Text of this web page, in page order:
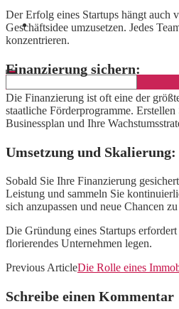
Geschäftskonto eröffnen
Der Erfolg eines Startups hängt auch
Geschäftsidee umzusetzen. Jedes
konzentrieren.
Finanzierung sichern:
Die Finanzierung ist oft eine der
staatliche Förderprogramme.
Businessplan und Ihre
Umsetzung und Skalierung:
Sobald Sie Ihre Finanzierung
Leistung und sammeln Sie
sich anzupassen und neue Chancen
Die Gründung eines Startups
florierendes Unternehmen legen.
Previous ArticleDie Rolle eines
Schreibe einen Kommentar